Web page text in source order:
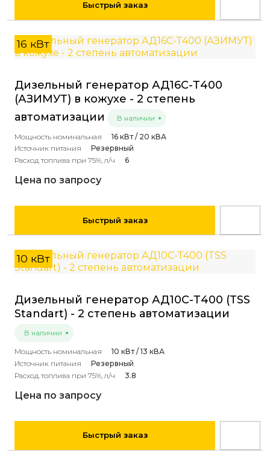
Быстрый заказ
16 кВт
Дизельный генератор АД16С-Т400
(АЗИМУТ) в кожухе - 2 степень
автоматизации
В наличии
Мощность номинальная
16 кВт / 20 кВА
Источник питания
Резервный
Расход топлива при 75%, л/ч
6
Цена по запросу
Быстрый заказ
10 кВт
Дизельный генератор АД10С-Т400 (TSS
Standart) - 2 степень автоматизации
В наличии
Мощность номинальная
10 кВт / 13 кВА
Источник питания
Резервный
Расход топлива при 75%, л/ч
3.8
Цена по запросу
Быстрый заказ